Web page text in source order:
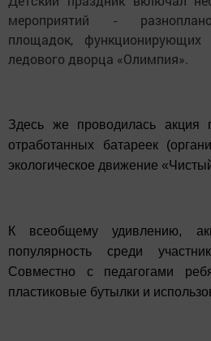
мероприятий -
площадок, функционирующих
ледового дворца «Олимпия».
Здесь же проводилась акция
отработанных батареек
экологическое движение
К всеобщему удивлению,
популярность среди
Совместно с педагогами
пластиковые бутылки и